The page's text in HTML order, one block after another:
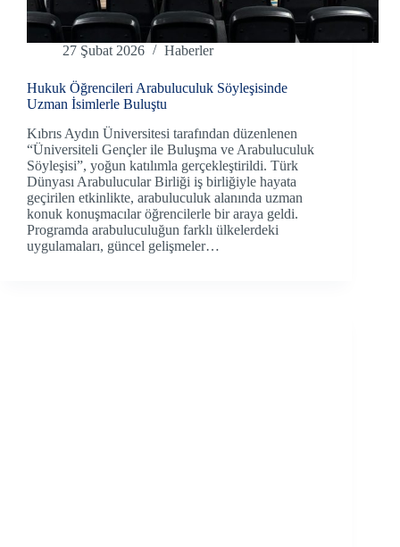
27 Şubat 2026 Haberler
Hukuk Öğrencileri Arabuluculuk Söyleşisinde
Uzman İsimlerle Buluştu
Kıbrıs Aydın Üniversitesi tarafından düzenlenen
“Üniversiteli Gençler ile Buluşma ve Arabuluculuk
Söyleşisi”, yoğun katılımla gerçekleştirildi. Türk
Dünyası Arabulucular Birliği iş birliğiyle hayata
geçirilen etkinlikte, arabuluculuk alanında uzman
konuk konuşmacılar öğrencilerle bir araya geldi.
Programda arabuluculuğun farklı ülkelerdeki
uygulamaları, güncel gelişmeler…